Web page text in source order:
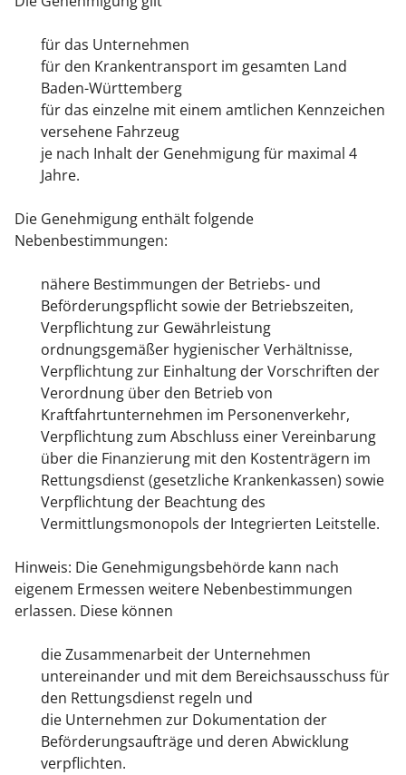
für das Unternehmen
für den Krankentransport im gesamten Land
Baden-Württemberg
für das einzelne mit einem amtlichen Kennzeichen
versehene Fahrzeug
je nach Inhalt der Genehmigung für maximal 4
Jahre.
Die Genehmigung enthält folgende
Nebenbestimmungen:
nähere Bestimmungen der Betriebs- und
Beförderungspflicht sowie der Betriebszeiten,
Verpflichtung zur Gewährleistung
ordnungsgemäßer hygienischer Verhältnisse,
Verpflichtung zur Einhaltung der Vorschriften der
Verordnung über den Betrieb von
Kraftfahrtunternehmen im Personenverkehr,
Verpflichtung zum Abschluss einer Vereinbarung
über die Finanzierung mit den Kostenträgern im
Rettungsdienst (gesetzliche Krankenkassen) sowie
Verpflichtung der Beachtung des
Vermittlungsmonopols der Integrierten Leitstelle.
Hinweis: Die Genehmigungsbehörde kann nach
eigenem Ermessen weitere Nebenbestimmungen
erlassen. Diese können
die Zusammenarbeit der Unternehmen
untereinander und mit dem Bereichsausschuss für
den Rettungsdienst regeln und
die Unternehmen zur Dokumentation der
Beförderungsaufträge und deren Abwicklung
verpflichten.